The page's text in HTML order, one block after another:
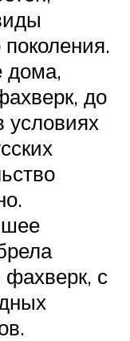
дома,
до
условиях
фахверк, с